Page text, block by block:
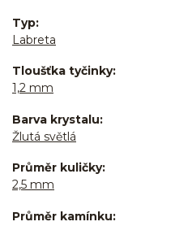
Typ
Labreta
Tloušťka tyčinky
1,2 mm
Barva krystalu
Žlutá světlá
Průměr kuličky
2,5 mm
Průměr kamínku